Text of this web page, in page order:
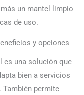
un mantel limpio
de uso.
y opciones
es una solución que
bien a servicios
También permite